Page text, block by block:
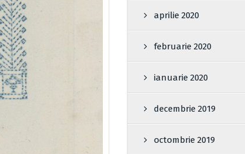
aprilie 2020
februarie 2020
ianuarie 2020
decembrie 2019
octombrie 2019